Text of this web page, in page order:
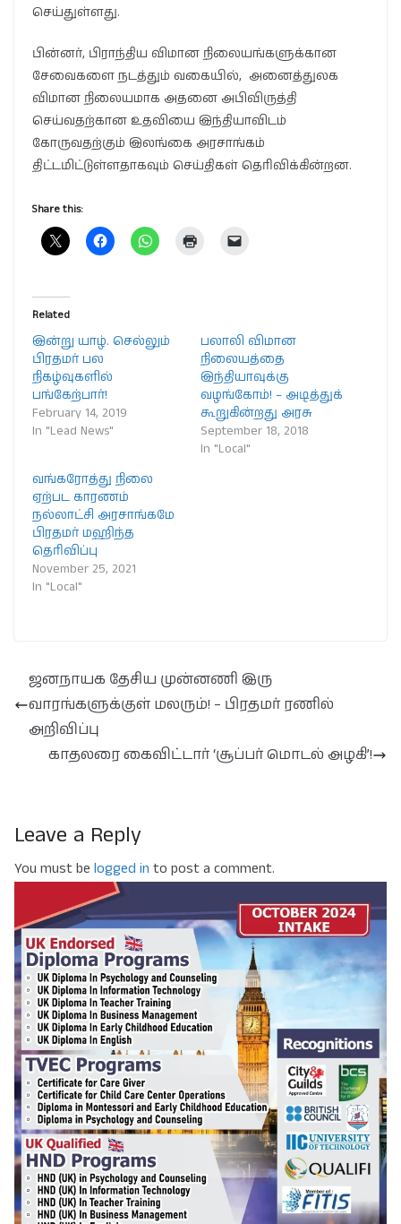
செய்துள்ளது.
பின்னர், பிராந்திய விமான நிலையங்களுக்கான
சேவைகளை நடத்தும் வகையில், அனைத்துலக
விமான நிலையமாக அதனை அபிவிருத்தி
செய்வதற்கான உதவியை இந்தியாவிடம்
கோருவதற்கும் இலங்கை அரசாங்கம்
திட்டமிட்டுள்ளதாகவும் செய்திகள் தெரிவிக்கின்றன.
Share this:
Related
இன்று யாழ். செல்லும்
பிரதமர் பல
நிகழ்வுகளில்
பங்கேற்பார்!
February 14, 2019
In "Lead News"
பலாலி விமான
நிலையத்தை
இந்தியாவுக்கு
வழங்கோம்! – அடித்துக்
கூறுகின்றது அரசு
September 18, 2018
In "Local"
வங்கரோத்து நிலை
ஏற்பட காரணம்
நல்லாட்சி அரசாங்கமே
பிரதமர் மஹிந்த
தெரிவிப்பு
November 25, 2021
In "Local"
ஜனநாயக தேசிய முன்னணி இரு
வாரங்களுக்குள் மலரும்! – பிரதமர் ரணில்
அறிவிப்பு
காதலரை கைவிட்டார் ‘சூப்பர் மொடல் அழகி’!
Leave a Reply
You must be logged in to post a comment.